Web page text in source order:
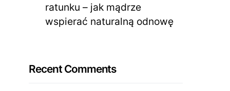
ratunku – jak mądrze
wspierać naturalną odnowę
Recent Comments